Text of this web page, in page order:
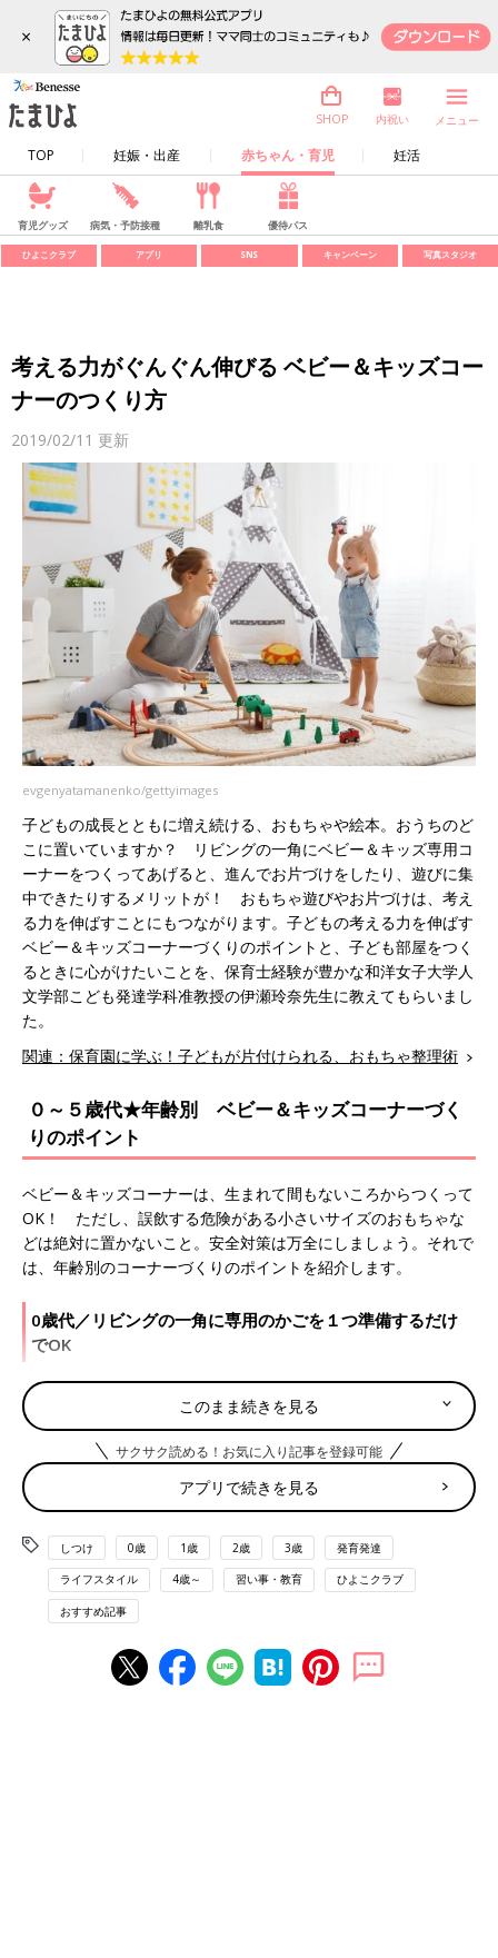
×
TOP 妊娠・出産 赤ちゃん・育児 妊活
SHOP 内祝い メニュー
育児グッズ 病気・予防接種 離乳食 優待パス
ひよこクラブ アプリ SNS キャンペーン 写真スタジオ
考える力がぐんぐん伸びる ベビー＆キッズコー
ナーのつくり方
2019/02/11 更新
evgenyatamanenko/gettyimages
子どもの成長とともに増え続ける、おもちゃや絵本。おうちのど
こに置いていますか？ リビングの一角にベビー＆キッズ専用コ
ーナーをつくってあげると、進んでお片づけをしたり、遊びに集
中できたりするメリットが！ おもちゃ遊びやお片づけは、考え
る力を伸ばすことにもつながります。子どもの考える力を伸ばす
ベビー＆キッズコーナーづくりのポイントと、子ども部屋をつく
るときに心がけたいことを、保育士経験が豊かな和洋女子大学人
文学部こども発達学科准教授の伊瀬玲奈先生に教えてもらいまし
た。
関連：保育園に学ぶ！子どもが片付けられる、おもちゃ整理術
０～５歳代★年齢別 ベビー＆キッズコーナーづく
りのポイント
ベビー＆キッズコーナーは、生まれて間もないころからつくって
OK！ ただし、誤飲する危険がある小さいサイズのおもちゃな
どは絶対に置かないこと。安全対策は万全にしましょう。それで
は、年齢別のコーナーづくりのポイントを紹介します。
0歳代／リビングの一角に専用のかごを１つ準備するだけ
でOK
ベビー＆キッズコーナーは 0歳代からつくってもOK。ただし、赤
ちゃんのものだからといって、紙おむつなどのお世話グッズや、
おもちゃ代わりにされると困るものは置かないこと。まずはおも
ちゃや絵本を入れるかごを決めて、リビングの一角に１つだけ準
備してみましょう。お部屋のどこからでも見える場所が安心で
す。
1歳代／コーナーに置くおもちゃなどは、子どもにも片づ
けられる数が目安
おもちゃや絵本などが増えてくる時期ですが、持っているものす
べてをコーナーに置くのはやめましょう。おもちゃの数が多いと
このまま続きを見る
サクサク読める！お気に入り記事を登録可能
アプリで続きを見る
しつけ 0歳 1歳 2歳 3歳 発育発達
ライフスタイル 4歳～ 習い事・教育 ひよこクラブ
おすすめ記事